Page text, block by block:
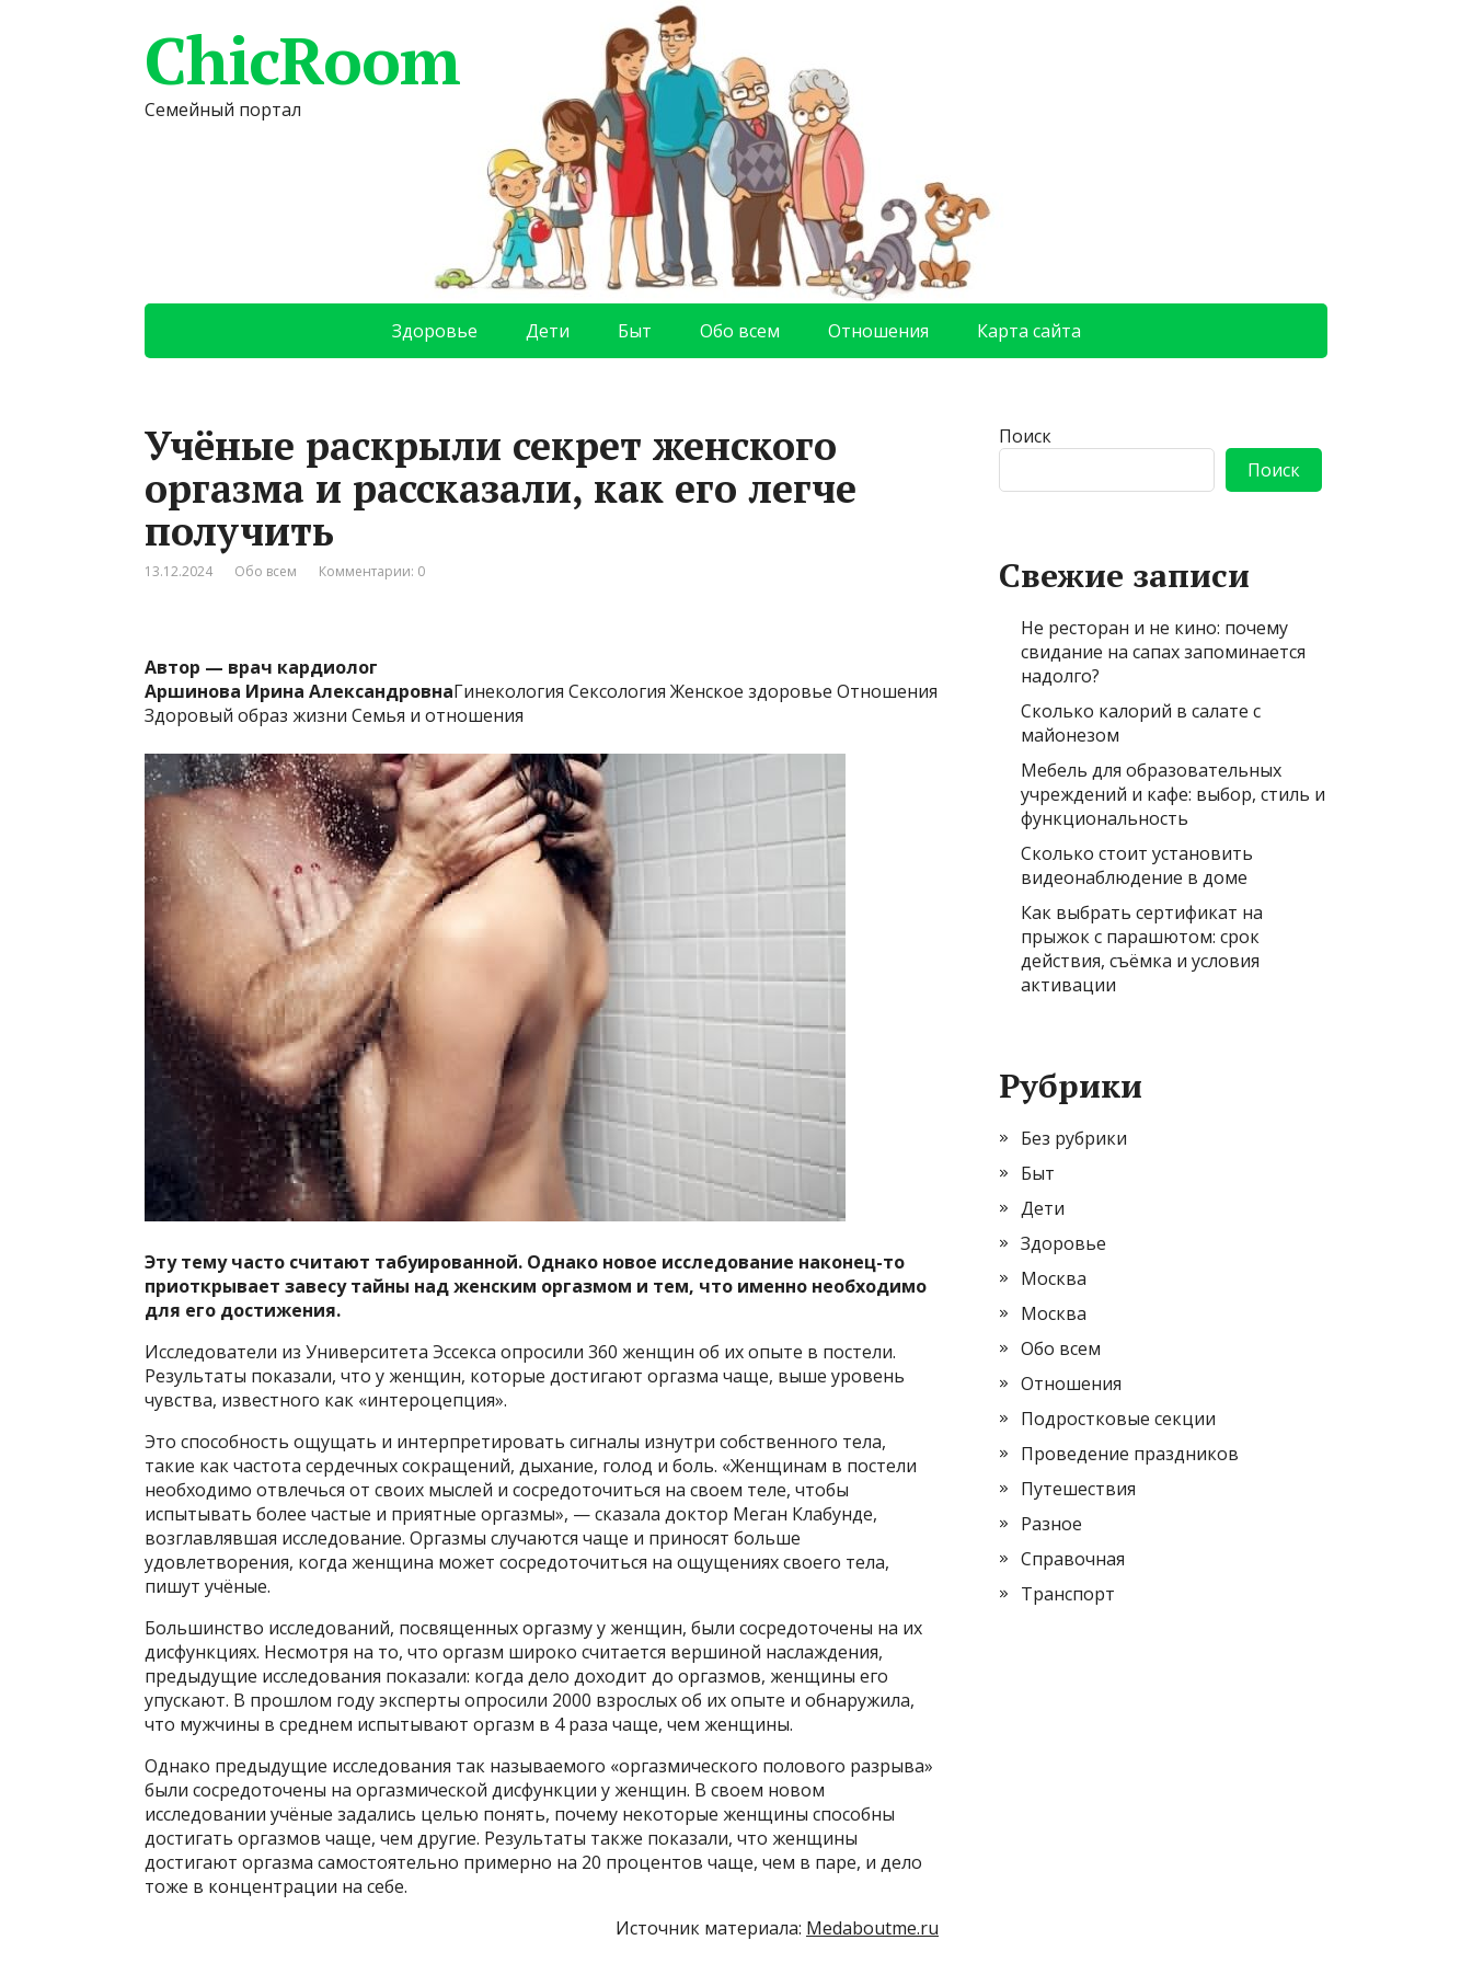
ChicRoom
Семейный портал
Здоровье Дети Быт Обо всем Отношения Карта сайта
Учёные раскрыли секрет женского
оргазма и рассказали, как его легче
получить
13.12.2024 Обо всем Комментарии: 0
Автор — врач кардиолог
Аршинова Ирина АлександровнаГинекология Сексология Женское здоровье Отношения
Здоровый образ жизни Семья и отношения
Эту тему часто считают табуированной. Однако новое исследование наконец-то
приоткрывает завесу тайны над женским оргазмом и тем, что именно необходимо
для его достижения.
Исследователи из Университета Эссекса опросили 360 женщин об их опыте в постели.
Результаты показали, что у женщин, которые достигают оргазма чаще, выше уровень
чувства, известного как «интероцепция».
Это способность ощущать и интерпретировать сигналы изнутри собственного тела,
такие как частота сердечных сокращений, дыхание, голод и боль. «Женщинам в постели
необходимо отвлечься от своих мыслей и сосредоточиться на своем теле, чтобы
испытывать более частые и приятные оргазмы», — сказала доктор Меган Клабунде,
возглавлявшая исследование. Оргазмы случаются чаще и приносят больше
удовлетворения, когда женщина может сосредоточиться на ощущениях своего тела,
пишут учёные.
Большинство исследований, посвященных оргазму у женщин, были сосредоточены на их
дисфункциях. Несмотря на то, что оргазм широко считается вершиной наслаждения,
предыдущие исследования показали: когда дело доходит до оргазмов, женщины его
упускают. В прошлом году эксперты опросили 2000 взрослых об их опыте и обнаружила,
что мужчины в среднем испытывают оргазм в 4 раза чаще, чем женщины.
Однако предыдущие исследования так называемого «оргазмического полового разрыва»
были сосредоточены на оргазмической дисфункции у женщин. В своем новом
исследовании учёные задались целью понять, почему некоторые женщины способны
достигать оргазмов чаще, чем другие. Результаты также показали, что женщины
достигают оргазма самостоятельно примерно на 20 процентов чаще, чем в паре, и дело
тоже в концентрации на себе.
Источник материала: Medaboutme.ru
Поиск
Поиск
Свежие записи
Не ресторан и не кино: почему
свидание на сапах запоминается
надолго?
Сколько калорий в салате с
майонезом
Мебель для образовательных
учреждений и кафе: выбор, стиль и
функциональность
Сколько стоит установить
видеонаблюдение в доме
Как выбрать сертификат на
прыжок с парашютом: срок
действия, съёмка и условия
активации
Рубрики
Без рубрики
Быт
Дети
Здоровье
Москва
Москва
Обо всем
Отношения
Подростковые секции
Проведение праздников
Путешествия
Разное
Справочная
Транспорт